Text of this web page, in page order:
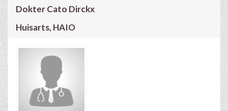
Dokter Cato Dirckx
Huisarts, HAIO